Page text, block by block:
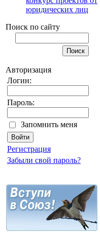
юридических лиц
Поиск по сайту
Авторизация
Логин:
Пароль:
Запомнить меня
Регистрация
Забыли свой пароль?